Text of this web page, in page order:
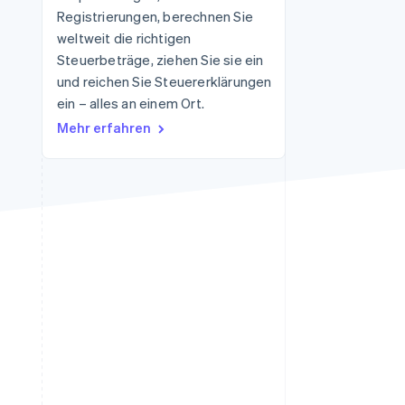
Stripe-Sessions 2026
Erfahren Sie, wie Stripe
Lösungen für die
Wirtschaftsinfrastruktur
Registrierungen, berechnen Sie
weltweit die richtigen
Steuerbeträge, ziehen Sie sie ein
und reichen Sie Steuererklärungen
ein – alles an einem Ort.
Mehr erfahren